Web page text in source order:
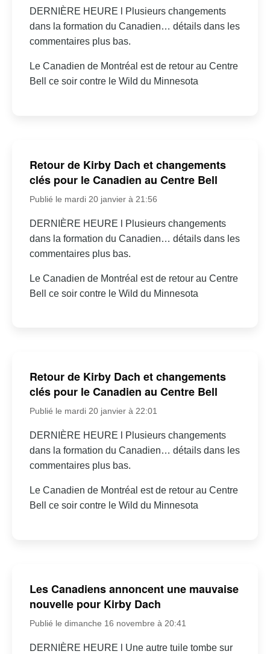
DERNIÈRE HEURE l Plusieurs changements
dans la formation du Canadien… détails dans les
commentaires plus bas.
Le Canadien de Montréal est de retour au Centre
Bell ce soir contre le Wild du Minnesota
Retour de Kirby Dach et changements
clés pour le Canadien au Centre Bell
Publié le mardi 20 janvier à 21:56
DERNIÈRE HEURE l Plusieurs changements
dans la formation du Canadien… détails dans les
commentaires plus bas.
Le Canadien de Montréal est de retour au Centre
Bell ce soir contre le Wild du Minnesota
Retour de Kirby Dach et changements
clés pour le Canadien au Centre Bell
Publié le mardi 20 janvier à 22:01
DERNIÈRE HEURE l Plusieurs changements
dans la formation du Canadien… détails dans les
commentaires plus bas.
Le Canadien de Montréal est de retour au Centre
Bell ce soir contre le Wild du Minnesota
Les Canadiens annoncent une mauvaise
nouvelle pour Kirby Dach
Publié le dimanche 16 novembre à 20:41
DERNIÈRE HEURE l Une autre tuile tombe sur